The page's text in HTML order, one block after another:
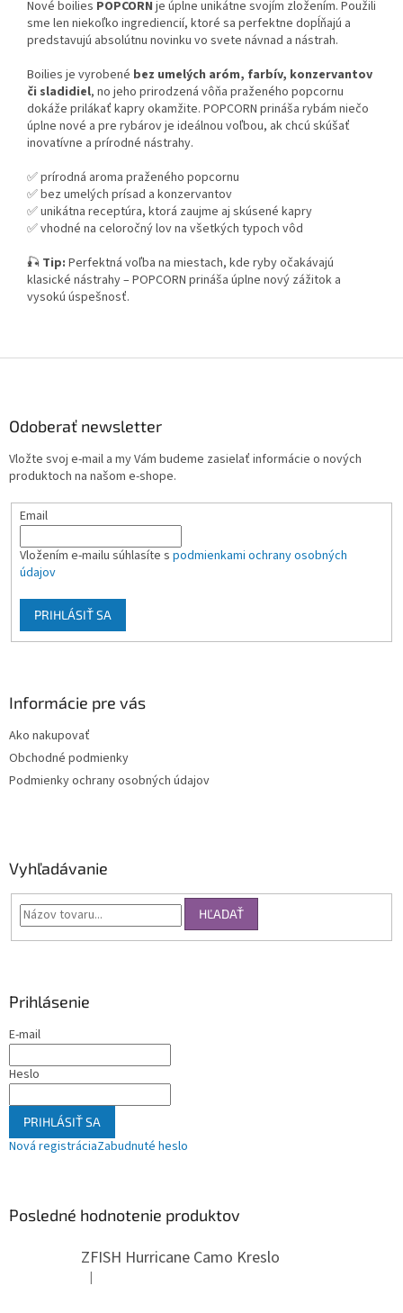
Nové boilies POPCORN je úplne unikátne svojím zložením. Použili
sme len niekoľko ingrediencií, ktoré sa perfektne dopĺňajú a
predstavujú absolútnu novinku vo svete návnad a nástrah.
Boilies je vyrobené bez umelých aróm, farbív, konzervantov
či sladidiel, no jeho prirodzená vôňa praženého popcornu
dokáže prilákať kapry okamžite. POPCORN prináša rybám niečo
úplne nové a pre rybárov je ideálnou voľbou, ak chcú skúšať
inovatívne a prírodné nástrahy.
✅ prírodná aroma praženého popcornu
✅ bez umelých prísad a konzervantov
✅ unikátna receptúra, ktorá zaujme aj skúsené kapry
✅ vhodné na celoročný lov na všetkých typoch vôd
🎣 Tip: Perfektná voľba na miestach, kde ryby očakávajú
klasické nástrahy – POPCORN prináša úplne nový zážitok a
vysokú úspešnosť.
Odoberať newsletter
Vložte svoj e-mail a my Vám budeme zasielať informácie o nových
produktoch na našom e-shope.
Email
Vložením e-mailu súhlasíte s podmienkami ochrany osobných
údajov
PRIHLÁSIŤ SA
Informácie pre vás
Ako nakupovať
Obchodné podmienky
Podmienky ochrany osobných údajov
Vyhľadávanie
HĽADAŤ
Prihlásenie
E-mail
Heslo
PRIHLÁSIŤ SA
Nová registráciaZabudnuté heslo
Posledné hodnotenie produktov
ZFISH Hurricane Camo Kreslo
Hodnotenie produktu je 5 z 5 hviezdičiek.
|